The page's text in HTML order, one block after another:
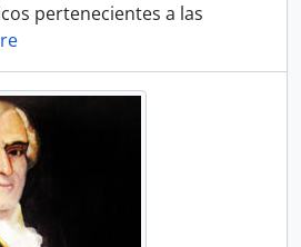
pertenecientes a las